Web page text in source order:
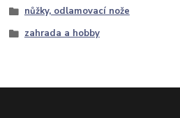
nůžky, odlamovací nože
zahrada a hobby